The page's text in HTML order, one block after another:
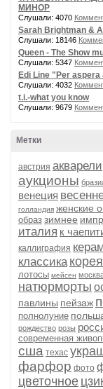
МИНОР
Слушали: 4070
Sarah Brightman &
Слушали: 18146
Queen - The Show
Слушали: 5347
Edi Line "Per
Слушали: 4032
t.i.-what you know
Слушали: 9679
Метки
австрия акварели
аукционы
венеция
голландия женские
образ зимнее
италия к
каллиграфия
классика корея
лотосы мейсен
натюрморты
павлины пейзаж
полнолуние
рождество розы
современная
сша техас
фарфор фото
цветочное